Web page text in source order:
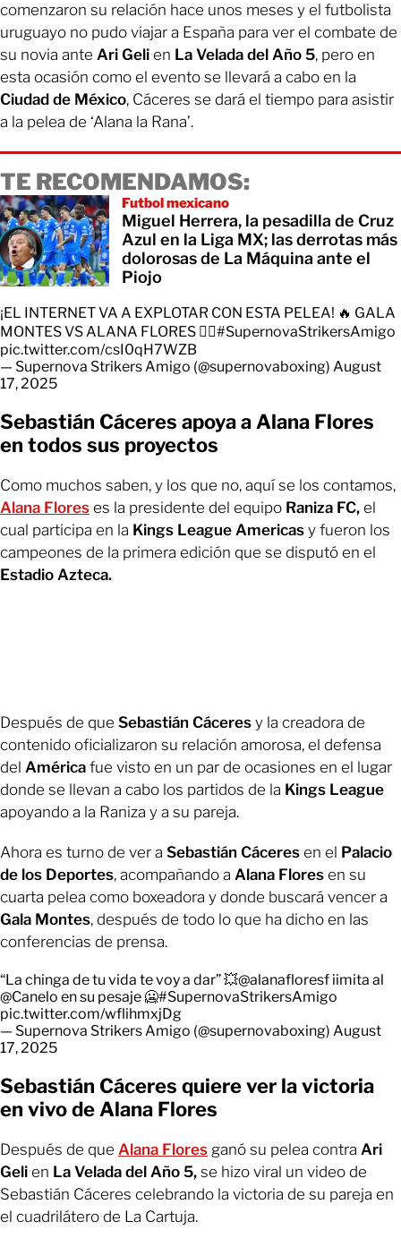
comenzaron su relación hace unos meses y el futbolista
uruguayo no pudo viajar a España para ver el combate de
su novia ante Ari Geli en La Velada del Año 5, pero en
esta ocasión como el evento se llevará a cabo en la
Ciudad de México, Cáceres se dará el tiempo para asistir
a la pelea de ‘Alana la Rana’.
TE RECOMENDAMOS:
Futbol mexicano
Miguel Herrera, la pesadilla de Cruz
Azul en la Liga MX; las derrotas más
dolorosas de La Máquina ante el
Piojo
¡EL INTERNET VA A EXPLOTAR CON ESTA PELEA! 🔥 GALA
MONTES VS ALANA FLORES 😮‍💨#SupernovaStrikersAmigo
pic.twitter.com/csI0qH7WZB
— Supernova Strikers Amigo (@supernovaboxing) August
17, 2025
Sebastián Cáceres apoya a Alana Flores
en todos sus proyectos
Como muchos saben, y los que no, aquí se los contamos,
Alana Flores es la presidente del equipo Raniza FC, el
cual participa en la Kings League Americas y fueron los
campeones de la primera edición que se disputó en el
Estadio Azteca.
Después de que Sebastián Cáceres y la creadora de
contenido oficializaron su relación amorosa, el defensa
del América fue visto en un par de ocasiones en el lugar
donde se llevan a cabo los partidos de la Kings League
apoyando a la Raniza y a su pareja.
Ahora es turno de ver a Sebastián Cáceres en el Palacio
de los Deportes, acompañando a Alana Flores en su
cuarta pelea como boxeadora y donde buscará vencer a
Gala Montes, después de todo lo que ha dicho en las
conferencias de prensa.
“La chinga de tu vida te voy a dar” 💥@alanafloresf iimita al
@Canelo en su pesaje 🥶#SupernovaStrikersAmigo
pic.twitter.com/wflihmxjDg
— Supernova Strikers Amigo (@supernovaboxing) August
17, 2025
Sebastián Cáceres quiere ver la victoria
en vivo de Alana Flores
Después de que Alana Flores ganó su pelea contra Ari
Geli en La Velada del Año 5, se hizo viral un video de
Sebastián Cáceres celebrando la victoria de su pareja en
el cuadrilátero de La Cartuja.